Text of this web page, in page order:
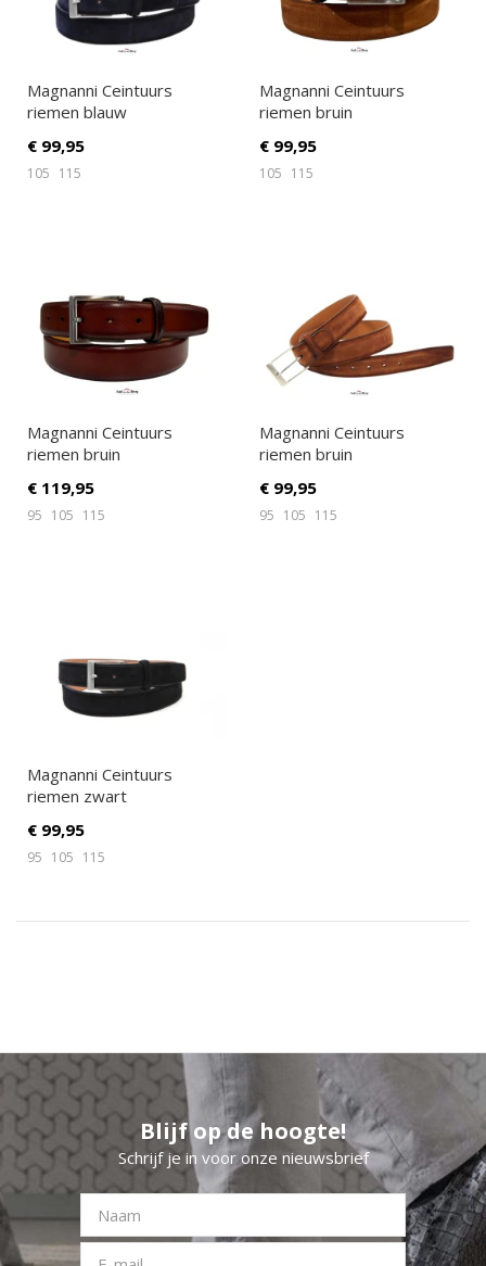
Magnanni Ceintuurs
riemen blauw
€ 99,95
105 115
Magnanni Ceintuurs
riemen bruin
€ 99,95
105 115
Magnanni Ceintuurs
riemen bruin
€ 119,95
95 105 115
Magnanni Ceintuurs
riemen bruin
€ 99,95
95 105 115
Magnanni Ceintuurs
riemen zwart
€ 99,95
95 105 115
Blijf op de hoogte!
Schrijf je in voor onze nieuwsbrief